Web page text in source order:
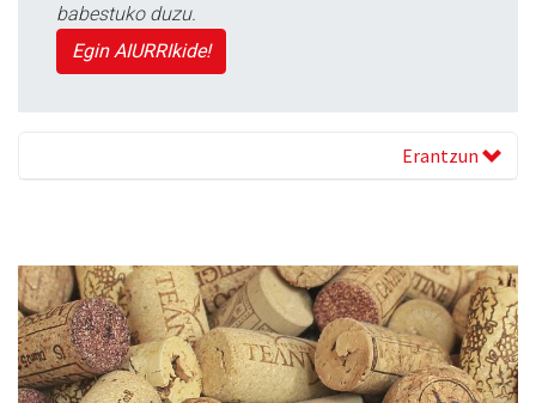
babestuko duzu.
Egin AIURRIkide!
Erantzun